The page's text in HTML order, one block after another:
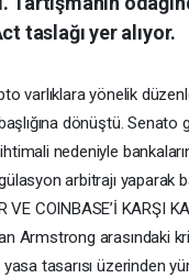
taslağı yer alıyor.
varlıklara yönelik
dönüştü.
nedeniyle
arbitrajı yaparak
VE COINBASE’İ KARŞI
Armstrong arasındaki
tasarısı üzerinden